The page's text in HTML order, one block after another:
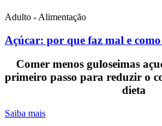
Adulto - Alimentação
Açúcar: por que faz mal e
Comer menos guloseimas
primeiro passo para reduzir o
dieta
Saiba mais